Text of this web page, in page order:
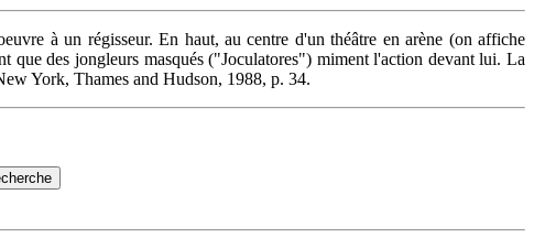
à un régisseur. En haut, au centre d'un théâtre en arène (on affiche
des jongleurs masqués ("Joculatores") miment l'action devant lui. La
York, Thames and Hudson, 1988, p. 34.